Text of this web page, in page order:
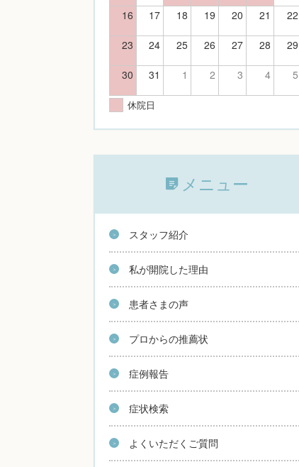
16 17 18 19 20 21 22
23 24 25 26 27 28 29
30 31 1 2 3 4 5
休院日
メニュー
スタッフ紹介
私が開院した理由
患者さまの声
プロからの推薦状
症例報告
症状検索
よくいただくご質問